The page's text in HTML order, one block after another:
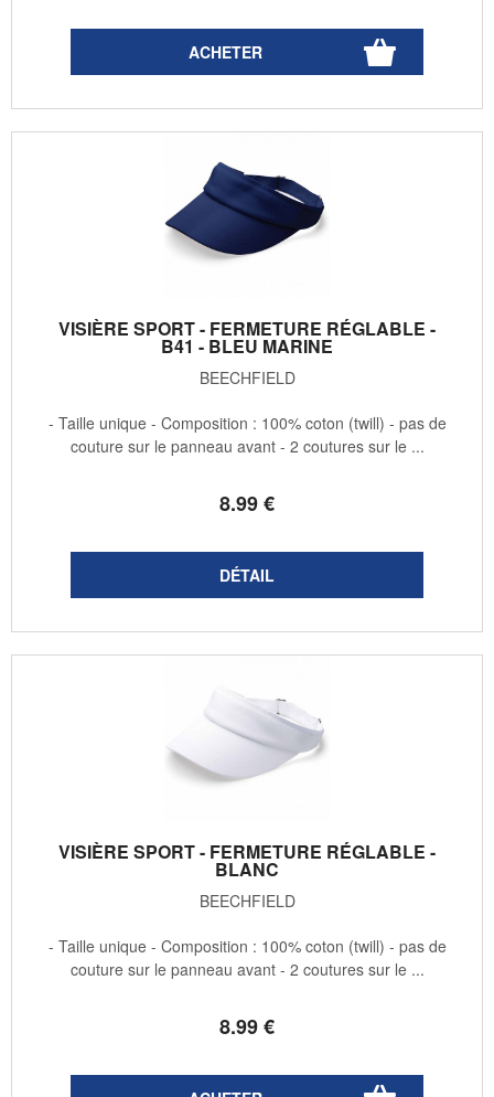
VISIÈRE SPORT - FERMETURE RÉGLABLE -
B41 - BLEU MARINE
BEECHFIELD
8.99€
- Taille unique - Composition : 100% coton (twill) - pas de
couture sur le panneau avant - 2 coutures sur le ...
VISIÈRE SPORT - FERMETURE RÉGLABLE -
BLANC
BEECHFIELD
8.99€
- Taille unique - Composition : 100% coton (twill) - pas de
couture sur le panneau avant - 2 coutures sur le ...